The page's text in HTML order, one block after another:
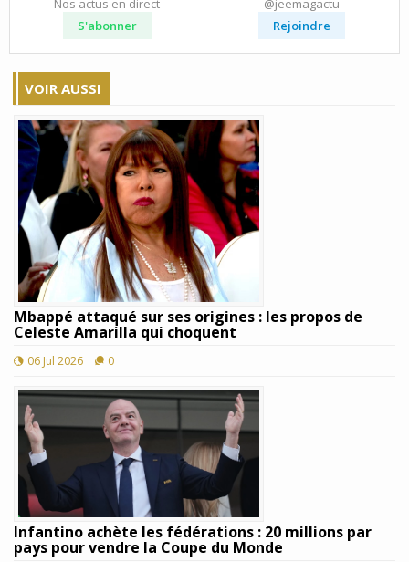
S'abonner
Rejoindre
VOIR AUSSI
Mbappé attaqué sur ses origines : les propos de
Celeste Amarilla qui choquent
06 Jul 2026 0
Infantino achète les fédérations : 20 millions par
pays pour vendre la Coupe du Monde